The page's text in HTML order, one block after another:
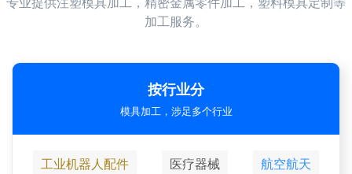
加工服务。
按行业分
模具加工，涉足多个行业
工业机器人配件 医疗器械
航空航天